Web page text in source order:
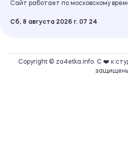
Сайт работает по московскому
Сб, 8 августа 2026 г. 07 24
Copyright © za4etka.info. С ❤️ к